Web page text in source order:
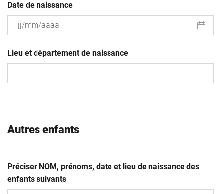
Date de naissance
slash
MM
Lieu et département de naissance
Autres enfants
Préciser NOM, prénoms, date et lieu de naissance des
enfants suivants